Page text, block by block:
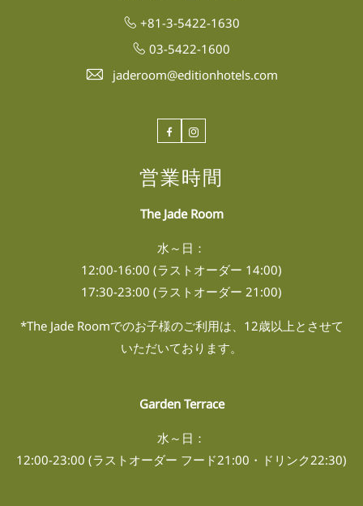
+81-3-5422-1630
03-5422-1600
jaderoom@editionhotels.com
FacebookInstagram
営業時間
The Jade Room
水～日：
12:00-16:00 (ラストオーダー 14:00)
17:30-23:00 (ラストオーダー 21:00)
*The Jade Roomでのお子様のご利用は、12歳以上とさせて
いただいております。
Garden Terrace
水～日：
12:00-23:00 (ラストオーダー フード21:00・ドリンク22:30)